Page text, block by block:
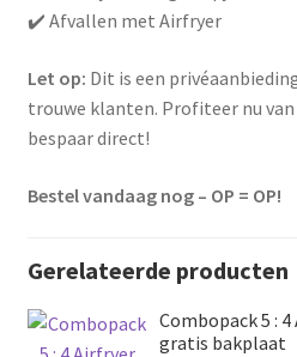
✔️ Afvallen met Airfryer
Let op: Dit is een
trouwe klanten. Profiteer nu van
bespaar direct!
Bestel vandaag nog – OP = OP!
Gerelateerde producten
Combopack 5 :
gratis bakplaat